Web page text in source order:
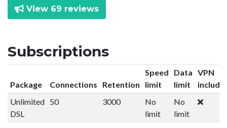
View 69 reviews
Subscriptions
Package Connections Retention
Speed
limit
Data
limit
VPN
Unlimited
DSL
50 3000
No
limit
No
limit